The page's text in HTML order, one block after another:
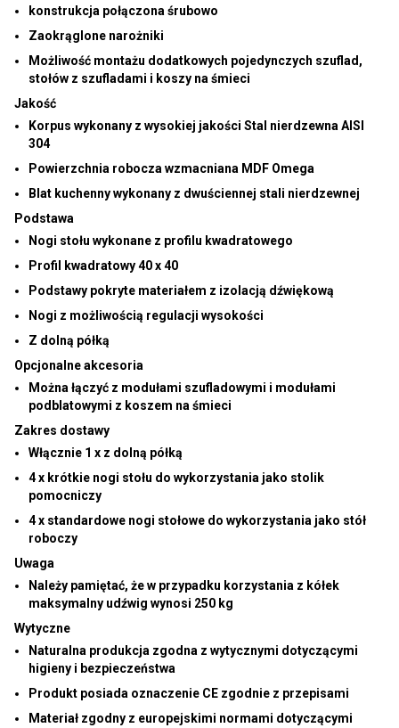
konstrukcja połączona śrubowo
Zaokrąglone narożniki
Możliwość montażu dodatkowych pojedynczych szuflad,
stołów z szufladami i koszy na śmieci
Jakość
Korpus wykonany z wysokiej jakości Stal nierdzewna AISI
304
Powierzchnia robocza wzmacniana MDF Omega
Blat kuchenny wykonany z dwuściennej stali nierdzewnej
Podstawa
Nogi stołu wykonane z profilu kwadratowego
Profil kwadratowy 40 x 40
Podstawy pokryte materiałem z izolacją dźwiękową
Nogi z możliwością regulacji wysokości
Z dolną półką
Opcjonalne akcesoria
Można łączyć z modułami szufladowymi i modułami
podblatowymi z koszem na śmieci
Zakres dostawy
Włącznie 1 x z dolną półką
4 x krótkie nogi stołu do wykorzystania jako stolik
pomocniczy
4 x standardowe nogi stołowe do wykorzystania jako stół
roboczy
Uwaga
Należy pamiętać, że w przypadku korzystania z kółek
maksymalny udźwig wynosi 250 kg
Wytyczne
Naturalna produkcja zgodna z wytycznymi dotyczącymi
higieny i bezpieczeństwa
Produkt posiada oznaczenie CE zgodnie z przepisami
Materiał zgodny z europejskimi normami dotyczącymi